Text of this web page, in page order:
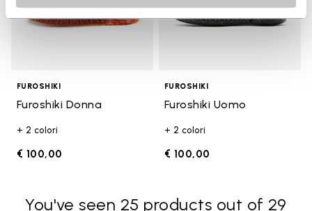
FUROSHIKI
Furoshiki Donna
+ 2 colori
€ 100,00
FUROSHIKI
Furoshiki Uomo
+ 2 colori
€ 100,00
You've seen 25 products out of 29